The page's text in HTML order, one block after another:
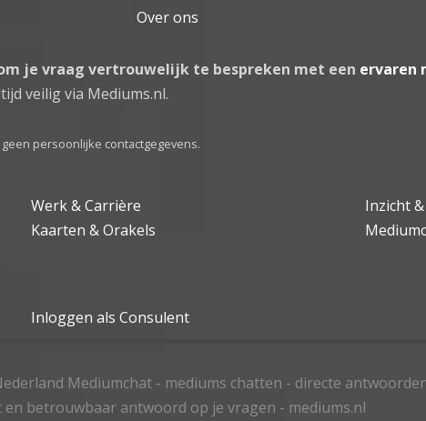
Over ons
je vraag vertrouwelijk te bespreken met een ervaren
veilig via Mediums.nl.
persoonlijke contactgegevens.
Werk & Carrière
Inzicht
Kaarten & Orakels
Inloggen als Consulent
Mediumchat - mediums chatten - directe
betrouwbaar antwoord op je vragen - mediums.nl